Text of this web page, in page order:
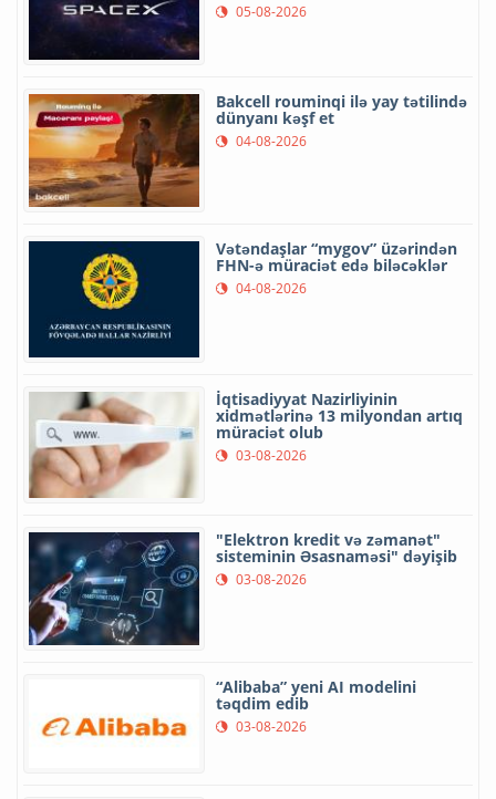
05-08-2026
Bakcell rouminqi ilə yay tətilində
dünyanı kəşf et
04-08-2026
Vətəndaşlar “mygov” üzərindən
FHN-ə müraciət edə biləcəklər
04-08-2026
İqtisadiyyat Nazirliyinin
xidmətlərinə 13 milyondan artıq
müraciət olub
03-08-2026
"Elektron kredit və zəmanət"
sisteminin Əsasnaməsi" dəyişib
03-08-2026
“Alibaba” yeni AI modelini
təqdim edib
03-08-2026